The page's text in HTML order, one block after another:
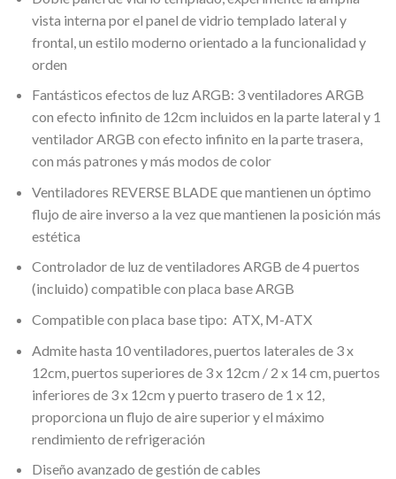
vista interna por el panel de vidrio templado lateral y
frontal, un estilo moderno orientado a la funcionalidad y
orden
Fantásticos efectos de luz ARGB: 3 ventiladores ARGB
con efecto infinito de 12cm incluidos en la parte lateral y 1
ventilador ARGB con efecto infinito en la parte trasera,
con más patrones y más modos de color
Ventiladores REVERSE BLADE que mantienen un óptimo
flujo de aire inverso a la vez que mantienen la posición más
estética
Controlador de luz de ventiladores ARGB de 4 puertos
(incluido) compatible con placa base ARGB
Compatible con placa base tipo: ATX, M-ATX
Admite hasta 10 ventiladores, puertos laterales de 3 x
12cm, puertos superiores de 3 x 12cm / 2 x 14 cm, puertos
inferiores de 3 x 12cm y puerto trasero de 1 x 12,
proporciona un flujo de aire superior y el máximo
rendimiento de refrigeración
Diseño avanzado de gestión de cables